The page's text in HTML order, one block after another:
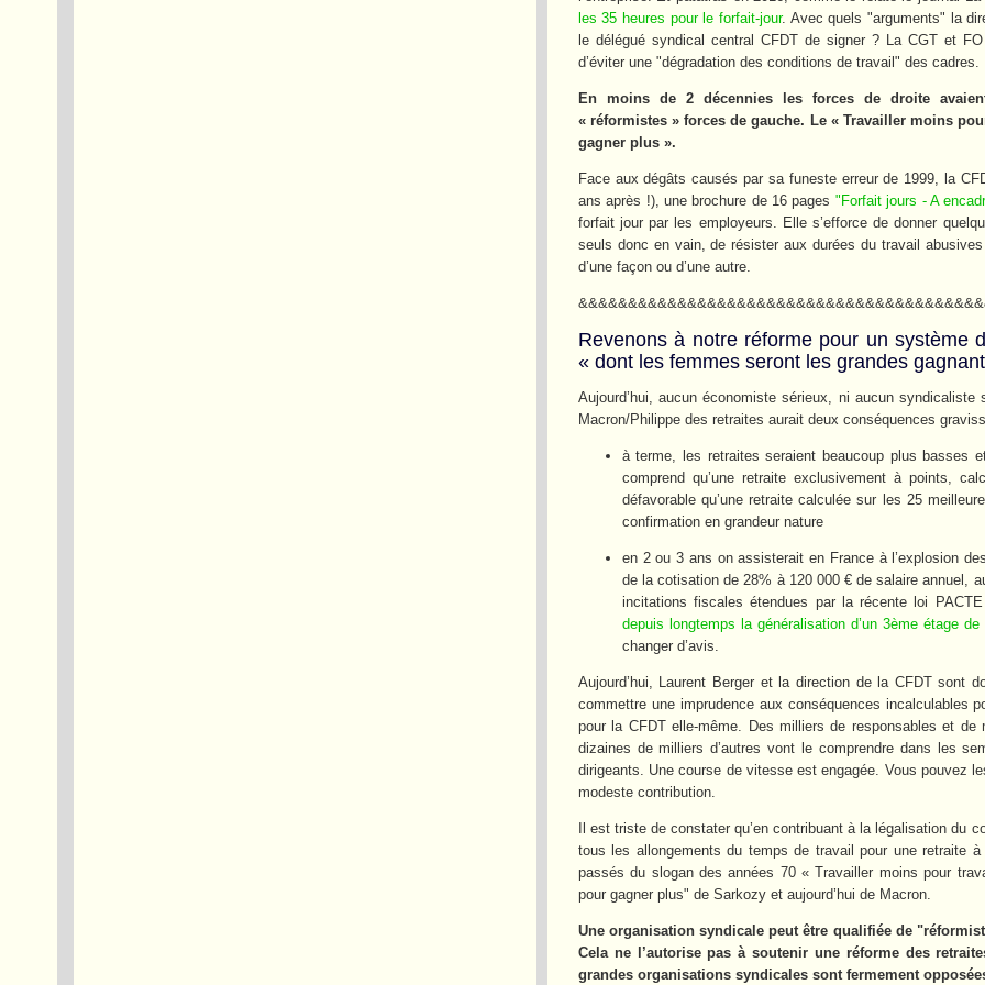
les 35 heures pour le forfait-jour. Avec quels "arguments" la
le délégué syndical central CFDT de signer ? La CGT et
d’éviter une "dégradation des conditions de travail" des cadres.
En moins de 2 décennies les forces de droite
« réformistes » forces de gauche. Le « Travailler moins
gagner plus ».
Face aux dégâts causés par sa funeste erreur de 1999, la
ans après !), une brochure de 16 pages "Forfait jours - A
forfait jour par les employeurs. Elle s’efforce de donner
seuls donc en vain, de résister aux durées du travail
d’une façon ou d’une autre.
Revenons à notre réforme pour un système
« dont les femmes seront les grandes
Aujourd’hui, aucun économiste sérieux, ni aucun
Macron/Philippe des retraites aurait deux conséquences
à terme, les retraites seraient beaucoup plus basses
comprend qu’une retraite exclusivement à points,
défavorable qu’une retraite calculée sur les 25
confirmation en grandeur nature
en 2 ou 3 ans on assisterait en France à l’explosion
de la cotisation de 28% à 120 000 € de salaire annuel,
incitations fiscales étendues par la récente loi
depuis longtemps la généralisation d’un 3ème étage
changer d’avis.
Aujourd’hui, Laurent Berger et la direction de la CFDT sont
commettre une imprudence aux conséquences incalculables
pour la CFDT elle-même. Des milliers de responsables et
dizaines de milliers d’autres vont le comprendre dans les
dirigeants. Une course de vitesse est engagée. Vous pouvez
modeste contribution.
Il est triste de constater qu’en contribuant à la légalisation du
tous les allongements du temps de travail pour une retraite
passés du slogan des années 70 « Travailler moins pour
pour gagner plus" de Sarkozy et aujourd’hui de Macron.
Une organisation syndicale peut être qualifiée de
Cela ne l’autorise pas à soutenir une réforme des
grandes organisations syndicales sont fermement